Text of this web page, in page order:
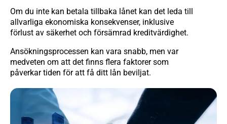
Om du inte kan betala tillbaka lånet kan det leda till
allvarliga ekonomiska konsekvenser, inklusive
förlust av säkerhet och försämrad kreditvärdighet.
Ansökningsprocessen kan vara snabb, men var
medveten om att det finns flera faktorer som
påverkar tiden för att få ditt lån beviljat.